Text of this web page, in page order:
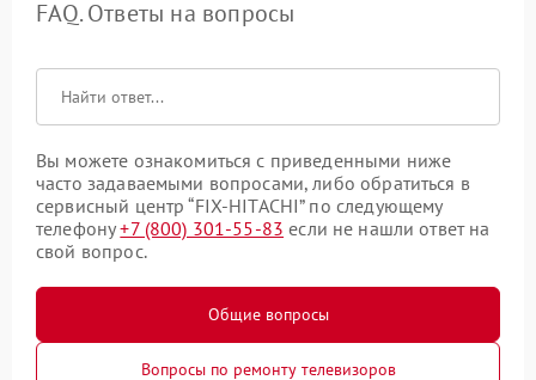
FAQ. Ответы на вопросы
Вы можете ознакомиться с приведенными ниже
часто задаваемыми вопросами, либо обратиться в
сервисный центр “FIX-HITACHI” по следующему
телефону+7 (800) 301-55-83 если не нашли ответ на
свой вопрос.
Общие вопросы
Вопросы по ремонту телевизоров